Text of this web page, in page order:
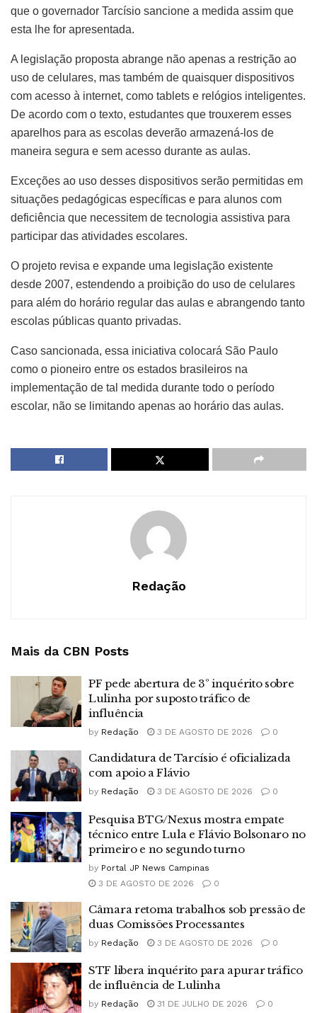
que o governador Tarcísio sancione a medida assim que
esta lhe for apresentada.
A legislação proposta abrange não apenas a restrição ao
uso de celulares, mas também de quaisquer dispositivos
com acesso à internet, como tablets e relógios inteligentes.
De acordo com o texto, estudantes que trouxerem esses
aparelhos para as escolas deverão armazená-los de
maneira segura e sem acesso durante as aulas.
Exceções ao uso desses dispositivos serão permitidas em
situações pedagógicas específicas e para alunos com
deficiência que necessitem de tecnologia assistiva para
participar das atividades escolares.
O projeto revisa e expande uma legislação existente
desde 2007, estendendo a proibição do uso de celulares
para além do horário regular das aulas e abrangendo tanto
escolas públicas quanto privadas.
Caso sancionada, essa iniciativa colocará São Paulo
como o pioneiro entre os estados brasileiros na
implementação de tal medida durante todo o período
escolar, não se limitando apenas ao horário das aulas.
Redação
Mais da CBN Posts
PF pede abertura de 3º inquérito sobre
Lulinha por suposto tráfico de
influência
by Redação 3 DE AGOSTO DE 2026 0
Candidatura de Tarcísio é oficializada
com apoio a Flávio
by Redação 3 DE AGOSTO DE 2026 0
Pesquisa BTG/Nexus mostra empate
técnico entre Lula e Flávio Bolsonaro no
primeiro e no segundo turno
by Portal JP News Campinas
3 DE AGOSTO DE 2026
0
Câmara retoma trabalhos sob pressão de
duas Comissões Processantes
by Redação 3 DE AGOSTO DE 2026 0
STF libera inquérito para apurar tráfico
de influência de Lulinha
by Redação 31 DE JULHO DE 2026 0